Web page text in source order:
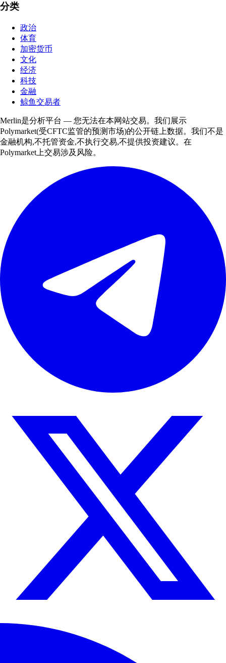
分类
政治
体育
加密货币
文化
经济
科技
金融
鲸鱼交易者
Merlin是分析平台 — 您无法在本网站交易。我们展示
Polymarket(受CFTC监管的预测市场)的公开链上数据。我们不是
金融机构,不托管资金,不执行交易,不提供投资建议。在
Polymarket上交易涉及风险。